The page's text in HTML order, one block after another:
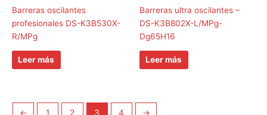
Barreras oscilantes
profesionales DS-K3B530X-
R/MPg
Leer más
Barreras ultra oscilantes –
DS-K3B802X-L/MPg-
Dg65H16
Leer más
← 1 2 3 4 →